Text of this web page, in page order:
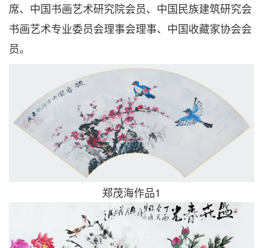
席、中国书画艺术研究院会员、中国民族建筑研究会
书画艺术专业委员会理事会理事、中国收藏家协会会
员。
郑茂海作品1